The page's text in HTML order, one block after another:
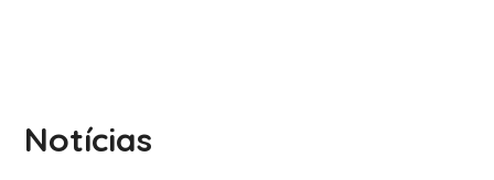
Notícias